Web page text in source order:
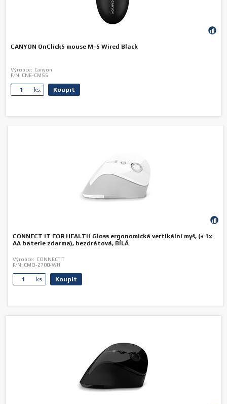
CANYON OnClick5 mouse M-5 Wired Black
Výrobce: Canyon
P/N: CNE-CMS5
ks. Koupit
CONNECT IT FOR HEALTH Gloss ergonomická vertikální myš, (+ 1x
AA baterie zdarma), bezdrátová, BÍLÁ
Výrobce: CONNECTIT
P/N: CMO-2700-WH
ks. Koupit